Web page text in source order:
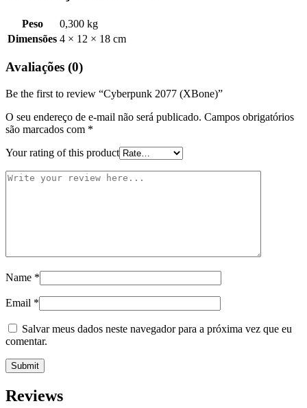
Peso
0,300 kg
Dimensões 4 × 12 × 18 cm
Avaliações (0)
Be the first to review “Cyberpunk 2077 (XBone)”
O seu endereço de e-mail não será publicado. Campos obrigatórios
são marcados com *
Your rating of this product
Name *
Email *
Salvar meus dados neste navegador para a próxima vez que eu
comentar.
Reviews